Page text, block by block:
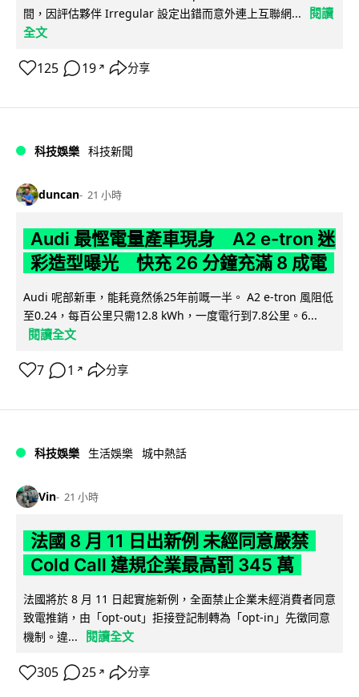
間，因評估夥伴 Irregular 設定出錯而意外連上互聯網...
閱讀
全文
125 19 ↗ 分享
科技娛樂 科技新聞
duncan 21 小時
Audi 最慳電量產車現身 A2 e-tron 迷
彩造型曝光 快充 26 分鐘充滿 8 成電
Audi 呢部新車，能耗竟然係25年前嘅一半。 A2 e-tron 風阻低
至0.24，每百公里只需12.8 kWh，一度電行到7.8公里。6...
閱讀全文
7 1 ↗ 分享
科技娛樂 生活娛樂 城中熱話
Vin 21 小時
法國 8 月 11 日出新例 未經同意嚴禁
Cold Call 違規企業最高罰 345 萬
法國將於 8 月 11 日起實施新例，全面禁止企業未經消費者同意
致電推銷，由「opt-out」拒接登記制轉為「opt-in」先徵同意
機制。違...
閱讀全文
305 25 ↗ 分享